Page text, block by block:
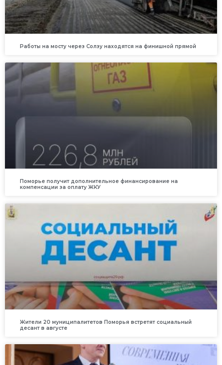
Работы на мосту через Солзу находятся на финишной прямой
Поморье получит дополнительное финансирование на
компенсации за оплату ЖКУ
Жители 20 муниципалитетов Поморья встретят социальный
десант в августе